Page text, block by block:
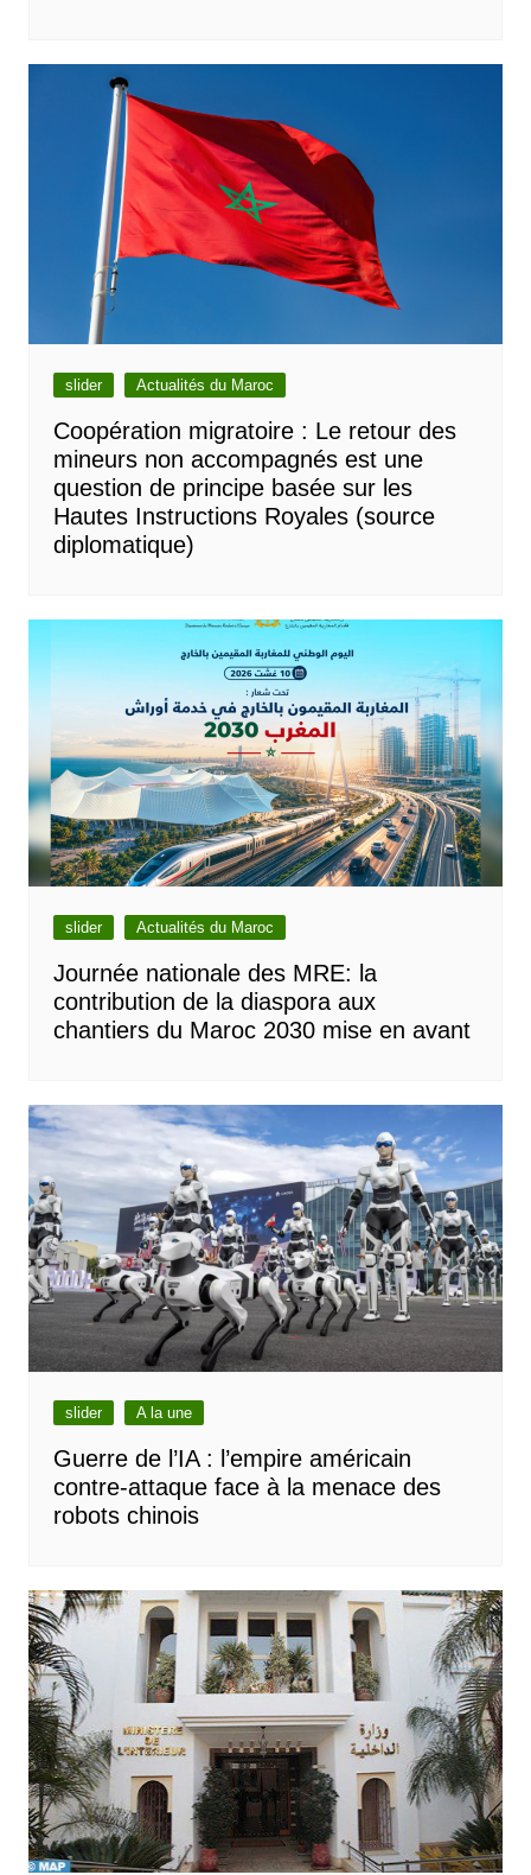
slider Actualités du Maroc
Coopération migratoire : Le retour des
mineurs non accompagnés est une
question de principe basée sur les
Hautes Instructions Royales (source
diplomatique)
slider Actualités du Maroc
Journée nationale des MRE: la
contribution de la diaspora aux
chantiers du Maroc 2030 mise en avant
slider A la une
Guerre de l’IA : l’empire américain
contre-attaque face à la menace des
robots chinois